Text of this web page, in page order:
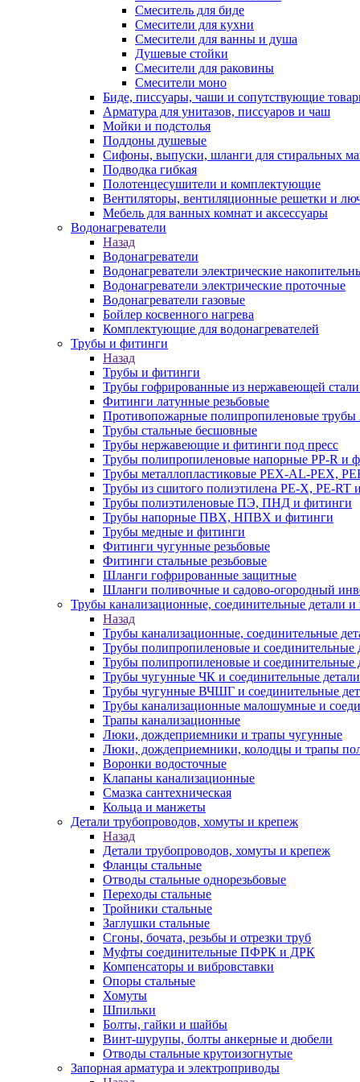
Смеситель для биде
Смесители для кухни
Смесители для ванны и душа
Душевые стойки
Смесители для раковины
Смесители моно
Биде, писсуары, чаши и сопутствующие
Арматура для унитазов, писсуаров и чаш
Мойки и подстолья
Поддоны душевые
Сифоны, выпуски, шланги для стиральных
Подводка гибкая
Полотенцесушители и комплектующие
Вентиляторы, вентиляционные решетки и
Мебель для ванных комнат и аксессуары
Водонагреватели
Назад
Водонагреватели
Водонагреватели электрические
Водонагреватели электрические проточные
Водонагреватели газовые
Бойлер косвенного нагрева
Комплектующие для водонагревателей
Трубы и фитинги
Назад
Трубы и фитинги
Трубы гофрированные из нержавеющей
Фитинги латунные резьбовые
Противопожарные полипропиленовые
Трубы стальные бесшовные
Трубы нержавеющие и фитинги под пресс
Трубы полипропиленовые напорные PP-R и
Трубы металлопластиковые PEX-AL-PEX,
Трубы из сшитого полиэтилена PE-X, PE-RT
Трубы полиэтиленовые ПЭ, ПНД и фитинги
Трубы напорные ПВХ, НПВХ и фитинги
Трубы медные и фитинги
Фитинги чугунные резьбовые
Фитинги стальные резьбовые
Шланги гофрированные защитные
Шланги поливочные и садово-огородный
Трубы канализационные, соединительные детали и
Назад
Трубы канализационные, соединительные
Трубы полипропиленовые и соединительные
Трубы полипропиленовые и соединительные
Трубы чугунные ЧК и соединительные детали
Трубы чугунные ВЧШГ и соединительные
Трубы канализационные малошумные и
Трапы канализационные
Люки, дождеприемники и трапы чугунные
Люки, дождеприемники, колодцы и трапы
Воронки водосточные
Клапаны канализационные
Смазка сантехническая
Кольца и манжеты
Детали трубопроводов, хомуты и крепеж
Назад
Детали трубопроводов, хомуты и крепеж
Фланцы стальные
Отводы стальные однорезьбовые
Переходы стальные
Тройники стальные
Заглушки стальные
Сгоны, бочата, резьбы и отрезки труб
Муфты соединительные ПФРК и ДРК
Компенсаторы и вибровставки
Опоры стальные
Хомуты
Шпильки
Болты, гайки и шайбы
Винт-шурупы, болты анкерные и дюбели
Отводы стальные крутоизогнутые
Запорная арматура и электроприводы